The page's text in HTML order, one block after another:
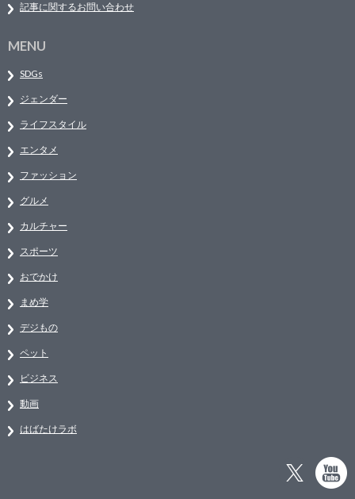
記事に関するお問い合わせ
MENU
SDGs
ジェンダー
ライフスタイル
エンタメ
ファッション
グルメ
カルチャー
スポーツ
おでかけ
まめ学
デジもの
ペット
ビジネス
動画
はばたけラボ